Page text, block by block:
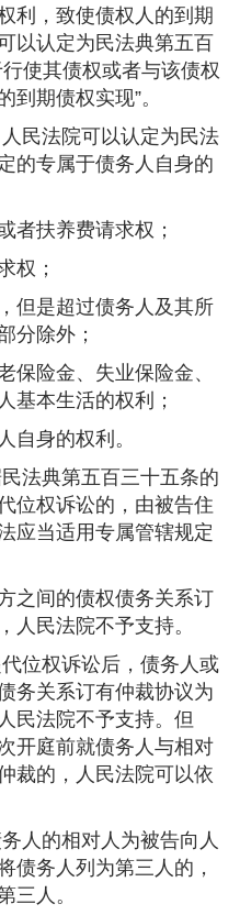
利，致使债权人的到期
以认定为民法典第五百
使其债权或者与该债权
期债权实现”。
法院可以认定为民法
的专属于债务人自身的
扶养费请求权；
权；
是超过债务人及其所
分除外；
险金、失业保险金、
基本生活的权利；
身的权利。
典第五百三十五条的
位权诉讼的，由被告住
应当适用专属管辖规定
间的债权债务关系订
人民法院不予支持。
权诉讼后，债务人或
务关系订有仲裁协议为
民法院不予支持。但
开庭前就债务人与相对
裁的，人民法院可以依
的相对人为被告向人
债务人列为第三人的，
三人。